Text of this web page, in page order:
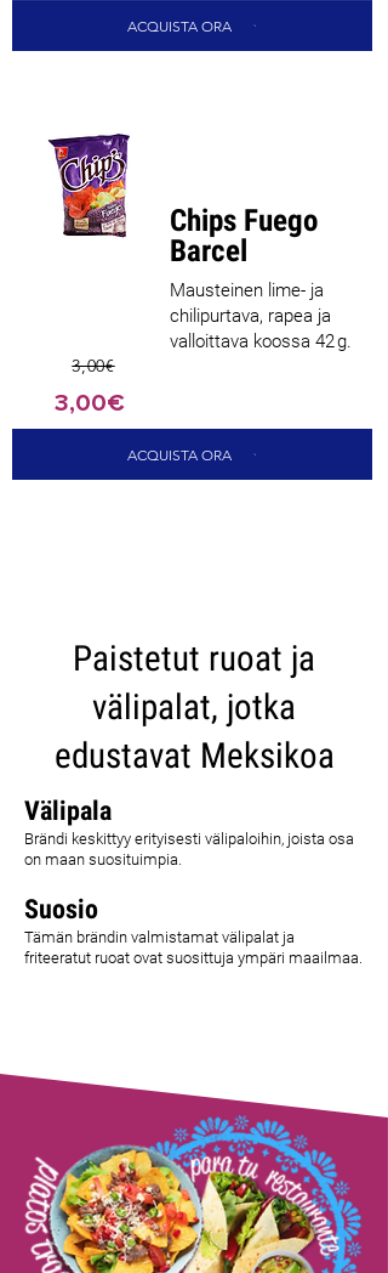
ACQUISTA ORA
Chips Fuego
Barcel
Mausteinen lime- ja
chilipurtava, rapea ja
valloittava koossa 42 g.
3,00€
3,00€
ACQUISTA ORA
Paistetut ruoat ja
välipalat, jotka
edustavat Meksikoa
Välipala
Brändi keskittyy erityisesti välipaloihin, joista osa
on maan suosituimpia.
Suosio
Tämän brändin valmistamat välipalat ja
friteeratut ruoat ovat suosittuja ympäri maailmaa.